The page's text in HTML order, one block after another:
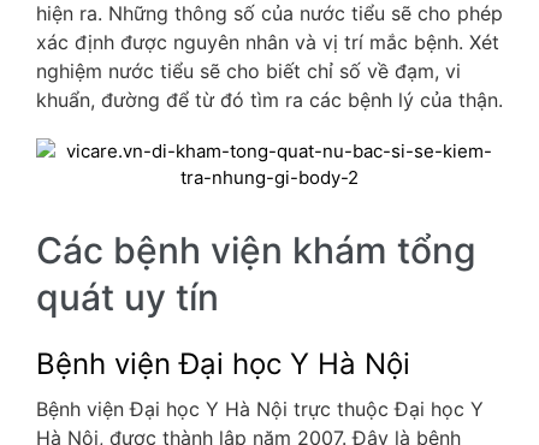
hiện ra. Những thông số của nước tiểu sẽ cho phép
xác định được nguyên nhân và vị trí mắc bệnh. Xét
nghiệm nước tiểu sẽ cho biết chỉ số về đạm, vi
khuẩn, đường để từ đó tìm ra các bệnh lý của thận.
Các bệnh viện khám tổng
quát uy tín
Bệnh viện Đại học Y Hà Nội
Bệnh viện Đại học Y Hà Nội trực thuộc Đại học Y
Hà Nội, được thành lập năm 2007. Đây là bệnh